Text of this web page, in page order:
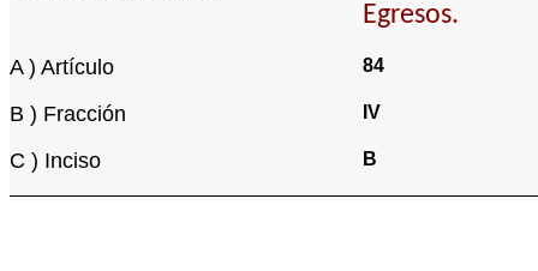
Egresos.
A ) Artículo 84
B ) Fracción IV
C ) Inciso B